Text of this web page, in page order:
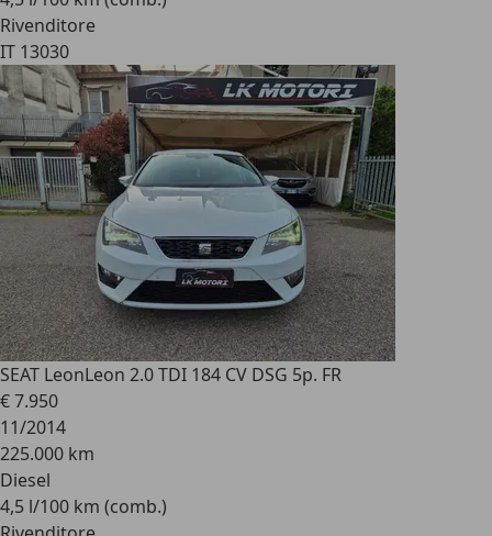
Rivenditore
IT 13030
SEAT LeonLeon 2.0 TDI 184 CV DSG 5p. FR
€ 7.950
11/2014
225.000 km
Diesel
4,5 l/100 km (comb.)